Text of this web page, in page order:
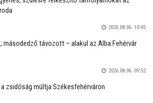
2026.08.06. 10:45
másodedző távozott – alakul az Alba Fehérvár
2026.08.06. 09:52
zsidóság múltja Székesfehérváron